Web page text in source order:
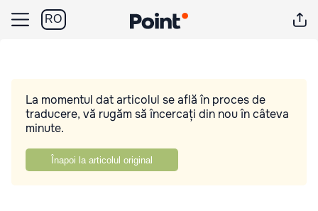
RO
La momentul dat articolul se află în proces de
traducere, vă rugăm să încercați din nou în câteva
minute.
Înapoi la articolul original